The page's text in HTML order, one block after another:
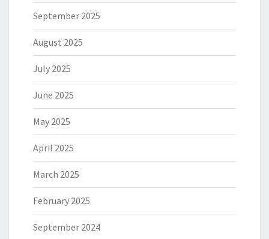
September 2025
August 2025
July 2025
June 2025
May 2025
April 2025
March 2025
February 2025
September 2024